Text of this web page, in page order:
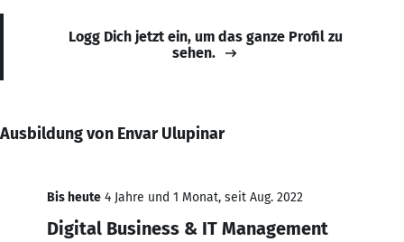
Logg Dich jetzt ein, um das ganze Profil zu
sehen.
Ausbildung von Envar Ulupinar
Bis heute 4 Jahre und 1 Monat, seit Aug. 2022
Digital Business & IT Management